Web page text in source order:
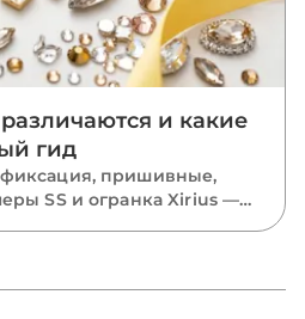
и какие
гид
пришивные,
SS и огранка Xirius —